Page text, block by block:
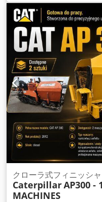
クローラ式フィニッシ
CaterpillarAP300 -
MACHINES